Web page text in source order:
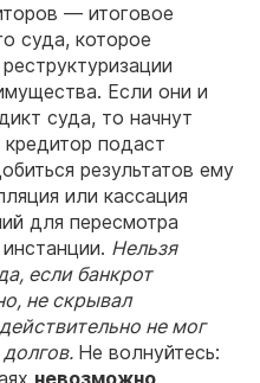
— итоговое
суда, которое
Если они и
суда, то начнут
подаст
результатов ему
или кассация
для пересмотра
Нельзя
если банкрот
не скрывал
не мог
Не волнуйтесь: